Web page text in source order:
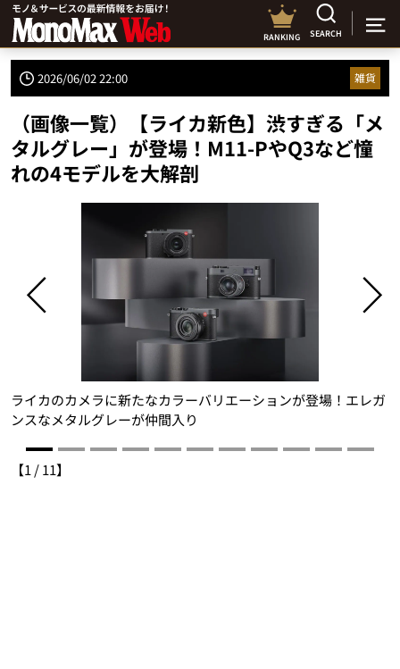
RANKING SEARCH
2026/06/02 22:00 雑貨
（画像一覧）【ライカ新色】渋すぎる「メ
タルグレー」が登場！M11-PやQ3など憧
れの4モデルを大解剖
ライカのカメラに新たなカラーバリエーションが登場！エレガ
ンスなメタルグレーが仲間入り
【1 /11】